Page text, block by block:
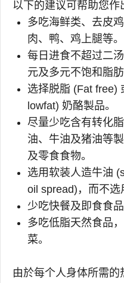
以下的建议可帮助您作
多吃海鲜类、去皮
肉、鸭、鸡上腿等。
每日进食不超过二
元及多元不饱和脂肪
选择脱脂 (Fat free)
lowfat) 奶酪製品。
尽量少吃含有转化
油、牛油及猪油等
及零食食物。
选用软装人造牛油
oil spread)，而不选
少吃快餐及即食食品
多吃低脂天然食品
菜。
由於每个人身体所需